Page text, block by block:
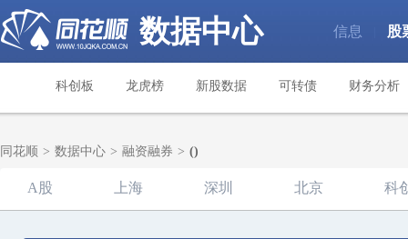
数据中心 信息 股
科创板 龙虎榜 新股数据 可转债 财务分析
同花顺 > 数据中心 > 融资融券 > ()
A股 上海 深圳 北京 科